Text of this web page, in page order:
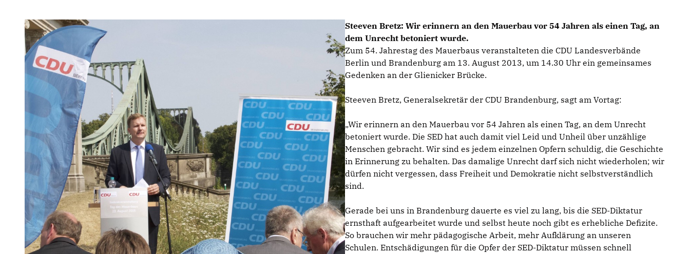
Steeven Bretz: Wir erinnern an den Mauerbau vor 54 Jahren als einen Tag, an
dem Unrecht betoniert wurde.
Zum 54. Jahrestag des Mauerbaus veranstalteten die CDU Landesverbände
Berlin und Brandenburg am 13. August 2013, um 14.30 Uhr ein gemeinsames
Gedenken an der Glienicker Brücke.
Steeven Bretz, Generalsekretär der CDU Brandenburg, sagt am Vortag:
Wir erinnern an den Mauerbau vor 54 Jahren als einen Tag, an dem Unrecht
betoniert wurde. Die SED hat auch damit viel Leid und Unheil über unzählige
Menschen gebracht. Wir sind es jedem einzelnen Opfern schuldig, die Geschichte
in Erinnerung zu behalten. Das damalige Unrecht darf sich nicht wiederholen; wir
dürfen nicht vergessen, dass Freiheit und Demokratie nicht selbstverständlich
sind.
Gerade bei uns in Brandenburg dauerte es viel zu lang, bis die SED-Diktatur
ernsthaft aufgearbeitet wurde und selbst heute noch gibt es erhebliche Defizite.
So brauchen wir mehr pädagogische Arbeit, mehr Aufklärung an unseren
Schulen. Entschädigungen für die Opfer der SED-Diktatur müssen schnell